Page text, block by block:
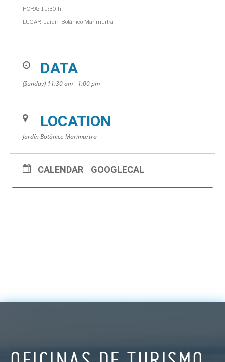
HORA: 11:30 h
LUGAR: Jardín Botánico Marimurtra
DATA
(Sunday) 11:30 am - 1:00 pm
LOCATION
Jardín Botánico Marimurtra
CALENDAR GOOGLECAL